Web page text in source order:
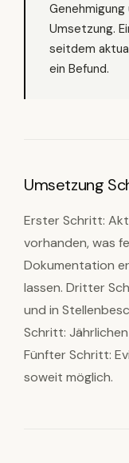
Umsetzung.
seitdem
ein Befund.
Umsetzung
Erster Schritt:
vorhanden, was
Dokumentation
lassen. Dritter
und in
Schritt:
Fünfter Schritt:
soweit möglich.